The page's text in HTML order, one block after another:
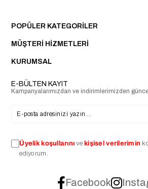
POPÜLER KATEGORİLER
MÜŞTERİ HİZMETLERİ
KURUMSAL
E-BÜLTEN KAYIT
Kampanyalarımızdan ve indirimlerimizden
Üyelik koşullarını vekişisel verilerimin
ediyorum.
Facebook